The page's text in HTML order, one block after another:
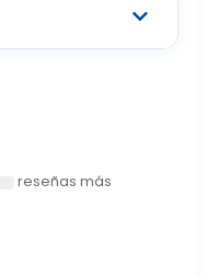
reseñas más